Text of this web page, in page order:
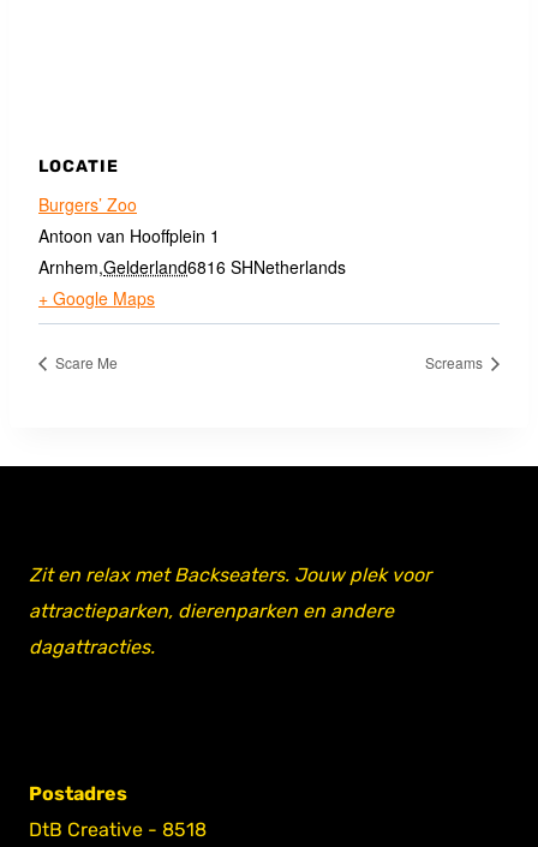
LOCATIE
Burgers’ Zoo
Antoon van Hooffplein 1
Arnhem,Gelderland6816 SHNetherlands
+ Google Maps
Scare Me Screams
Zit en relax met Backseaters. Jouw plek voor
attractieparken, dierenparken en andere
dagattracties.
Postadres
DtB Creative - 8518